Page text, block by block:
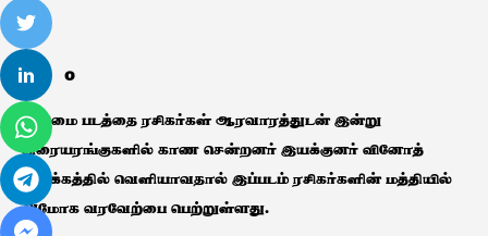
0
வலிமை படத்தை ரசிகர்கள் ஆரவாரத்துடன் இன்று
திரையரங்குகளில் காண சென்றனர் இயக்குனர் வினோத்
இயக்கத்தில் வெளியாவதால் இப்படம் ரசிகர்களின் மத்தியில்
அமோக வரவேற்பை பெற்றுள்ளது.